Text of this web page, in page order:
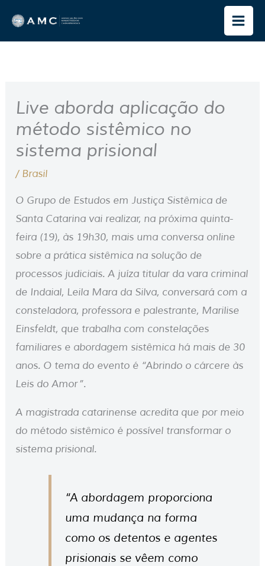
para
o
Live aborda aplicação do
método sistêmico no
sistema prisional
/ Brasil
O Grupo de Estudos em Justiça Sistêmica de
Santa Catarina vai realizar, na próxima quinta-
feira (19), às 19h30, mais uma conversa online
sobre a prática sistêmica na solução de
processos judiciais. A juíza titular da vara criminal
de Indaial, Leila Mara da Silva, conversará com a
consteladora, professora e palestrante, Marilise
Einsfeldt, que trabalha com constelações
familiares e abordagem sistêmica há mais de 30
anos. O tema do evento é “Abrindo o cárcere às
Leis do Amor”.
A magistrada catarinense acredita que por meio
do método sistêmico é possível transformar o
sistema prisional.
“A abordagem proporciona
uma mudança na forma
como os detentos e agentes
prisionais se vêem como